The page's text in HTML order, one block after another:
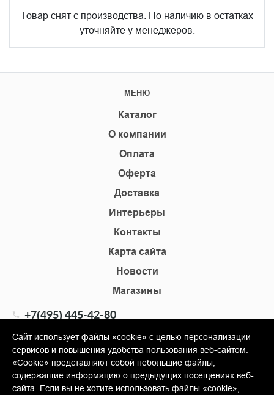
Товар снят с производства. По наличию в остатках
уточняйте у менеджеров.
МЕНЮ
Каталог
О компании
Оплата
Оферта
Доставка
Интерьеры
Контакты
Карта сайта
Новости
Магазины
+7(495) 445-42-80
info@shopkm.ru
© Copyright 2013-2026 KERAMA MARAZZI, ООО «Гамма
Сайт использует файлы «cookie» с целью персонализации
сервисов и повышения удобства пользования веб-сайтом.
«Cookie» представляют собой небольшие файлы,
содержащие информацию о предыдущих посещениях веб-
сайта. Если вы не хотите использовать файлы «cookie»,